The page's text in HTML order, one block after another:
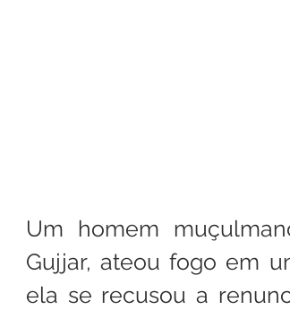
Um homem
Gujjar, ateou fogo em
ela se recusou a